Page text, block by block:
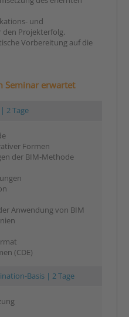
und
Projekterfolg.
Vorbereitung auf die
Seminar erwartet
2 Tage
Formen
der BIM-Methode
Anwendung von BIM
(CDE)
Basis | 2 Tage